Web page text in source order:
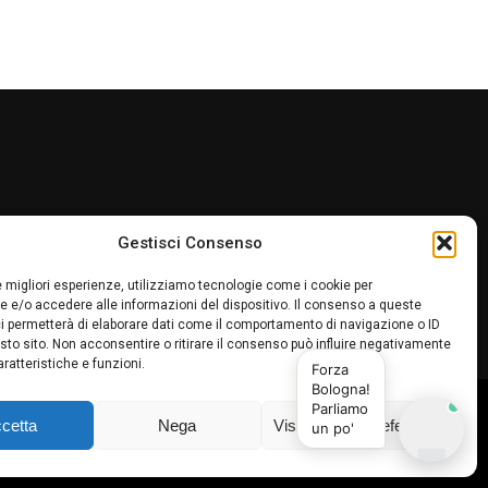
Gestisci Consenso
migliori esperienze, utilizziamo tecnologie come i cookie per
e/o accedere alle informazioni del dispositivo. Il consenso a queste
permetterà di elaborare dati come il comportamento di navigazione o ID
sito. Non acconsentire o ritirare il consenso può influire negativamente
e funzioni.
Nega Visualizza le preferenze
Bologna, fa parte del network sportivo della testata
collaborazione è da considerarsi a titolo gratuito. Sito
Forza
Bologna!
Parliamo
un po'